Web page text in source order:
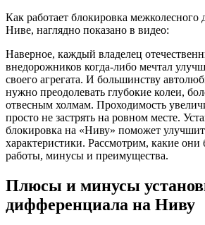
Как работает блокировка межколесного
Ниве, наглядно показано в видео:
Наверное, каждый владелец
внедорожников когда-либо мечтал
своего агрегата. И большинству
нужно преодолевать глубокие колеи,
отвесным холмам. Проходимость
просто не застрять на ровном месте.
блокировка на «Ниву» поможет
характеристики. Рассмотрим, какие
работы, минусы и преимущества.
Плюсы и минусы
дифференциала на Ниву